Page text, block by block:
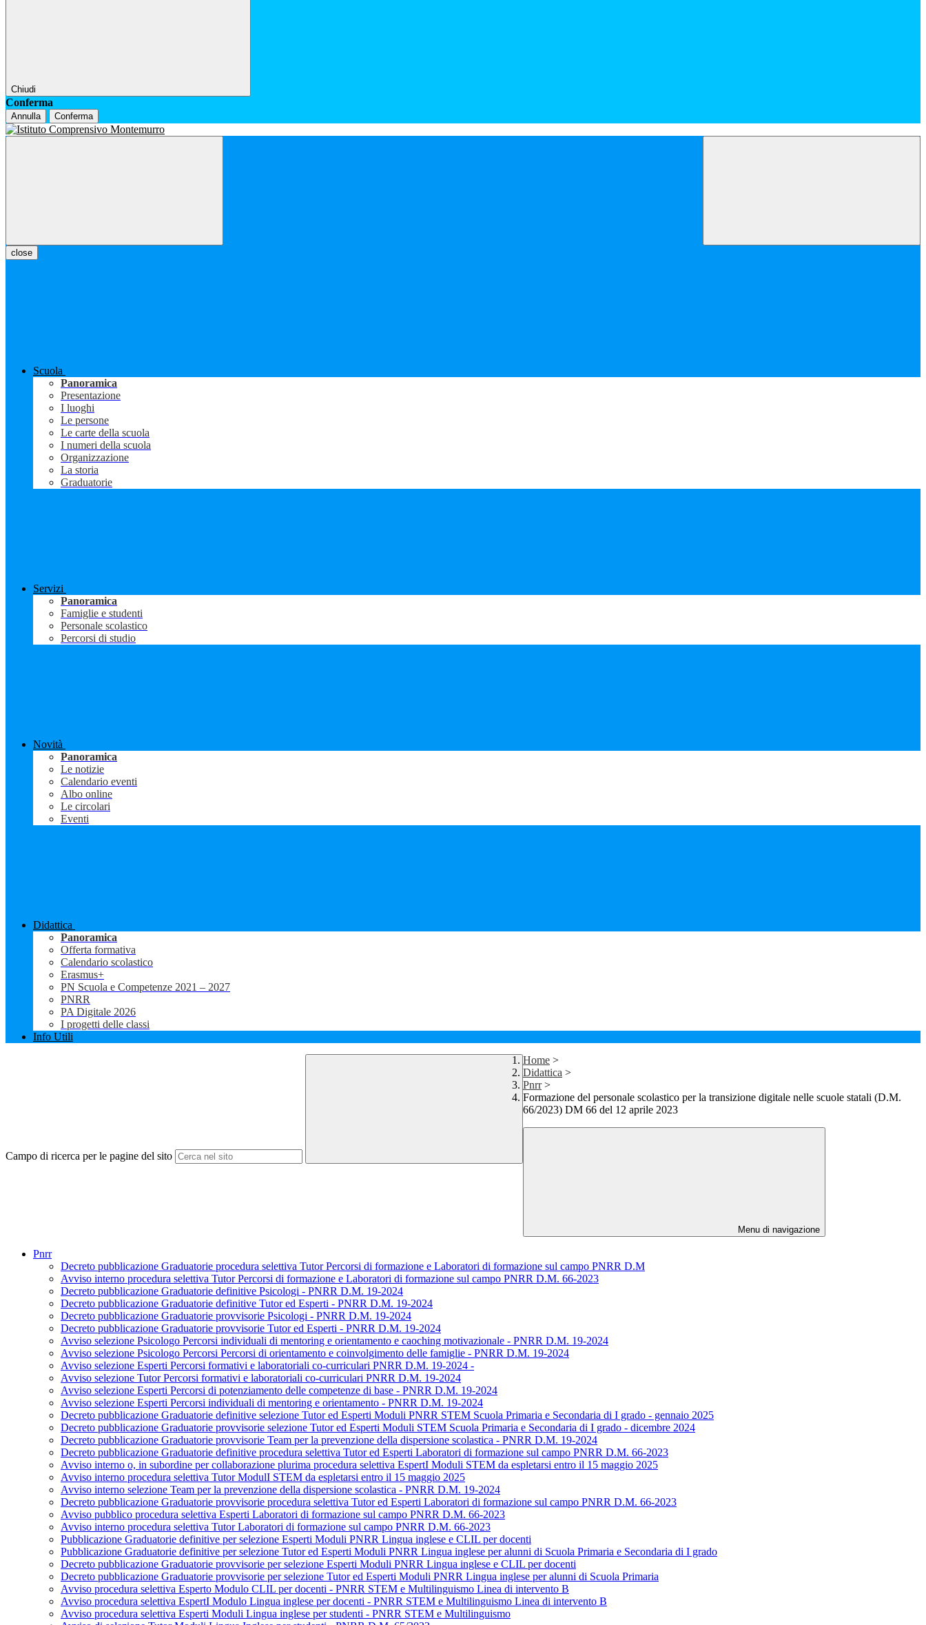
Chiudi
Conferma
Annulla Conferma
close
Scuola
Panoramica
Presentazione
I luoghi
Le persone
Le carte della scuola
I numeri della scuola
Organizzazione
La storia
Graduatorie
Servizi
Panoramica
Famiglie e studenti
Personale scolastico
Percorsi di studio
Novità
Panoramica
Le notizie
Calendario eventi
Albo online
Le circolari
Eventi
Didattica
Panoramica
Offerta formativa
Calendario scolastico
Erasmus+
PN Scuola e Competenze 2021 – 2027
PNRR
PA Digitale 2026
I progetti delle classi
Info Utili
Campo di ricerca per le pagine del sito
Home >
Didattica >
Pnrr >
Formazione del personale scolastico per la transizione digitale nelle scuole statali (D.M.
66/2023) DM 66 del 12 aprile 2023
Menu di navigazione
Pnrr
Decreto pubblicazione Graduatorie procedura selettiva Tutor Percorsi di formazione e Laboratori di formazione sul campo PNRR D.M
Avviso interno procedura selettiva Tutor Percorsi di formazione e Laboratori di formazione sul campo PNRR D.M. 66-2023
Decreto pubblicazione Graduatorie definitive Psicologi - PNRR D.M. 19-2024
Decreto pubblicazione Graduatorie definitive Tutor ed Esperti - PNRR D.M. 19-2024
Decreto pubblicazione Graduatorie provvisorie Psicologi - PNRR D.M. 19-2024
Decreto pubblicazione Graduatorie provvisorie Tutor ed Esperti - PNRR D.M. 19-2024
Avviso selezione Psicologo Percorsi individuali di mentoring e orientamento e caoching motivazionale - PNRR D.M. 19-2024
Avviso selezione Psicologo Percorsi Percorsi di orientamento e coinvolgimento delle famiglie - PNRR D.M. 19-2024
Avviso selezione Esperti Percorsi formativi e laboratoriali co-curriculari PNRR D.M. 19-2024 -
Avviso selezione Tutor Percorsi formativi e laboratoriali co-curriculari PNRR D.M. 19-2024
Avviso selezione Esperti Percorsi di potenziamento delle competenze di base - PNRR D.M. 19-2024
Avviso selezione Esperti Percorsi individuali di mentoring e orientamento - PNRR D.M. 19-2024
Decreto pubblicazione Graduatorie definitive selezione Tutor ed Esperti Moduli PNRR STEM Scuola Primaria e Secondaria di I grado - gennaio 2025
Decreto pubblicazione Graduatorie provvisorie selezione Tutor ed Esperti Moduli STEM Scuola Primaria e Secondaria di I grado - dicembre 2024
Decreto pubblicazione Graduatorie provvisorie Team per la prevenzione della dispersione scolastica - PNRR D.M. 19-2024
Decreto pubblicazione Graduatorie definitive procedura selettiva Tutor ed Esperti Laboratori di formazione sul campo PNRR D.M. 66-2023
Avviso interno o, in subordine per collaborazione plurima procedura selettiva EspertI Moduli STEM da espletarsi entro il 15 maggio 2025
Avviso interno procedura selettiva Tutor ModulI STEM da espletarsi entro il 15 maggio 2025
Avviso interno selezione Team per la prevenzione della dispersione scolastica - PNRR D.M. 19-2024
Decreto pubblicazione Graduatorie provvisorie procedura selettiva Tutor ed Esperti Laboratori di formazione sul campo PNRR D.M. 66-2023
Avviso pubblico procedura selettiva Esperti Laboratori di formazione sul campo PNRR D.M. 66-2023
Avviso interno procedura selettiva Tutor Laboratori di formazione sul campo PNRR D.M. 66-2023
Pubblicazione Graduatorie definitive per selezione Esperti Moduli PNRR Lingua inglese e CLIL per docenti
Pubblicazione Graduatorie definitive per selezione Tutor ed Esperti Moduli PNRR Lingua inglese per alunni di Scuola Primaria e Secondaria di I grado
Decreto pubblicazione Graduatorie provvisorie per selezione Esperti Moduli PNRR Lingua inglese e CLIL per docenti
Decreto pubblicazione Graduatorie provvisorie per selezione Tutor ed Esperti Moduli PNRR Lingua inglese per alunni di Scuola Primaria
Avviso procedura selettiva Esperto Modulo CLIL per docenti - PNRR STEM e Multilinguismo Linea di intervento B
Avviso procedura selettiva EspertI Modulo Lingua inglese per docenti - PNRR STEM e Multilinguismo Linea di intervento B
Avviso procedura selettiva Esperti Moduli Lingua inglese per studenti - PNRR STEM e Multilinguismo